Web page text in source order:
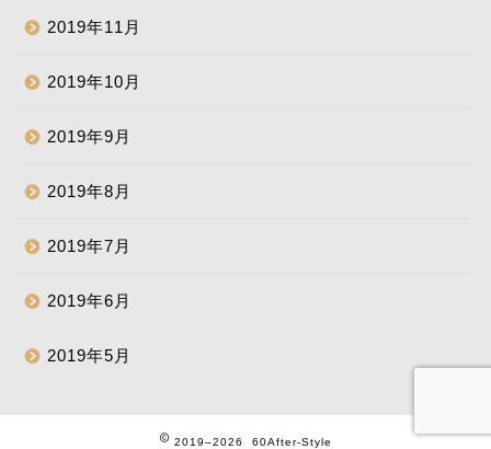
2019年11月
2019年10月
2019年9月
2019年8月
2019年7月
2019年6月
2019年5月
2019–2026 60After-Style